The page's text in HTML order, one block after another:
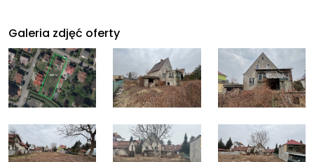
Galeria zdjęć oferty